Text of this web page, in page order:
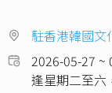
駐香港韓國文
2026-05-27 ~
逢星期二至六